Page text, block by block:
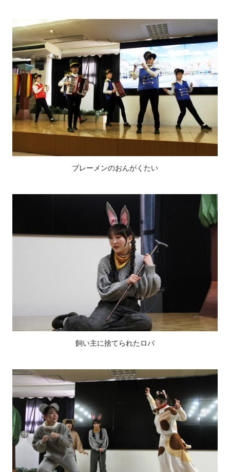
ブレーメンのおんがくたい
飼い主に捨てられたロバ